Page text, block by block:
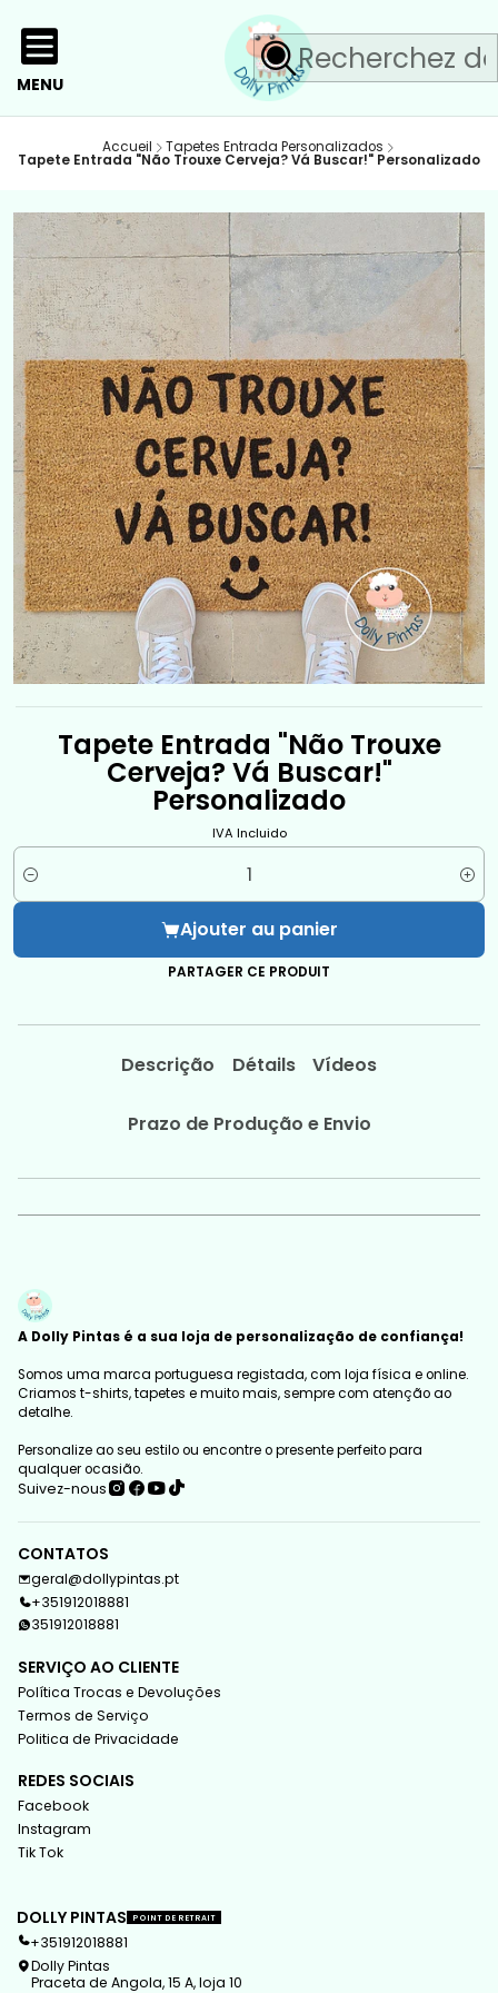
MENU
Accueil Tapetes Entrada Personalizados
Tapete Entrada "Não Trouxe Cerveja? Vá Buscar!" Personalizado
Tapete Entrada "Não Trouxe
Cerveja? Vá Buscar!"
Personalizado
IVA Incluido
Quantité
Ajouter au panier
PARTAGER CE PRODUIT
Descrição Détails Vídeos
Prazo de Produção e Envio
A Dolly Pintas é a sua loja de personalização de confiança!
Somos uma marca portuguesa registada, com loja física e online.
Criamos t-shirts, tapetes e muito mais, sempre com atenção ao
detalhe.
Personalize ao seu estilo ou encontre o presente perfeito para
qualquer ocasião.
Suivez-nous
CONTATOS
geral@dollypintas.pt
+351912018881
351912018881
SERVIÇO AO CLIENTE
Política Trocas e Devoluções
Termos de Serviço
Politica de Privacidade
REDES SOCIAIS
Facebook
Instagram
Tik Tok
DOLLY PINTAS POINT DE RETRAIT
+351912018881
Dolly Pintas
Praceta de Angola, 15 A, loja 10